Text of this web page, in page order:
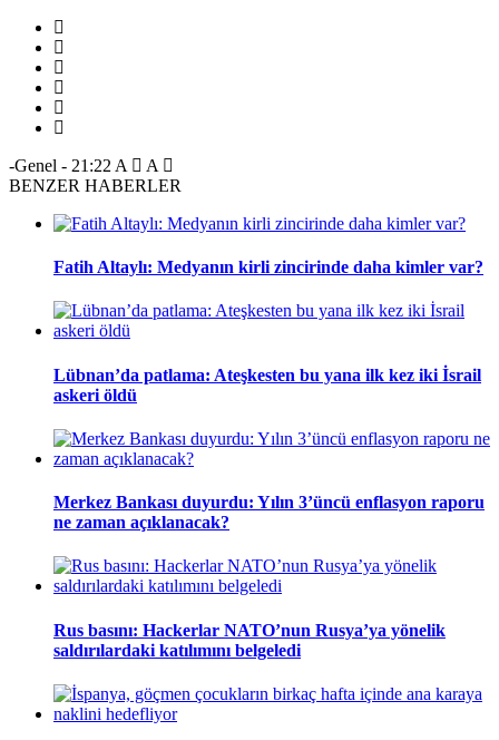
-Genel - 21:22 A
A
BENZER HABERLER
Fatih Altaylı: Medyanın kirli zincirinde daha kimler var?
Lübnan’da patlama: Ateşkesten bu yana ilk kez iki İsrail
askeri öldü
Merkez Bankası duyurdu: Yılın 3’üncü enflasyon raporu
ne zaman açıklanacak?
Rus basını: Hackerlar NATO’nun Rusya’ya yönelik
saldırılardaki katılımını belgeledi